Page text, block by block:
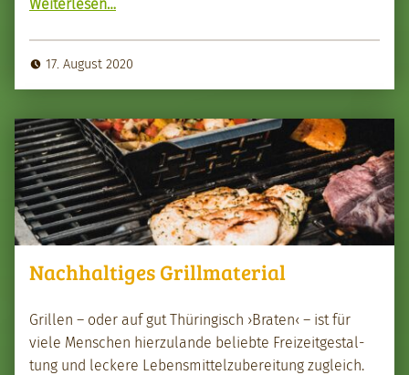
Weit­er­lesen…
17. August 2020
Nachhaltiges Grillmaterial
Grillen – oder auf gut Thüringisch ›Brat­en‹ – ist für
viele Men­schen hierzu­lande beliebte Freizeit­gestal­
tung und leckere Lebens­mit­telzu­bere­itung zugle­ich.